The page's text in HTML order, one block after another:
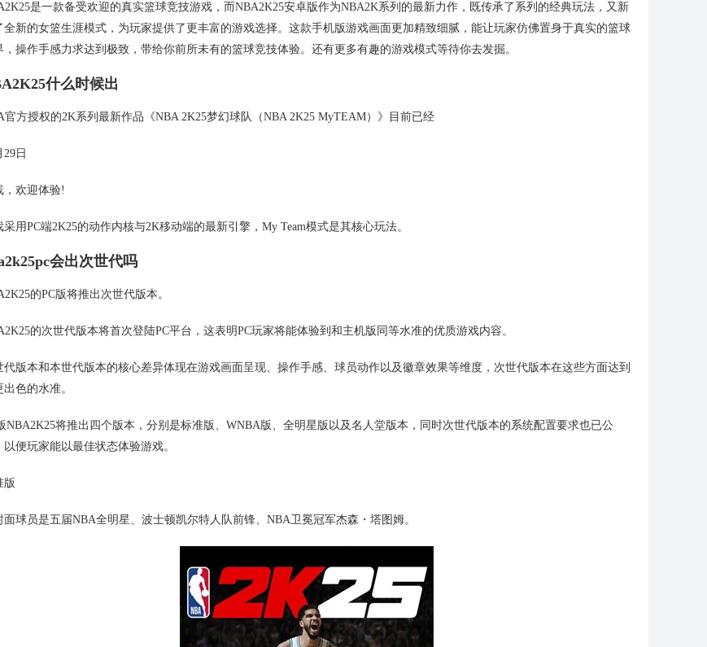
是一款备受欢迎的真实篮球竞技游戏，而NBA2K25安卓版作为NBA2K系列的最新力作，既传承了系列的经典玩法，又新
全新的女篮生涯模式，为玩家提供了更丰富的游戏选择。这款手机版游戏画面更加精致细腻，能让玩家仿佛置身于真实的篮球
，操作手感力求达到极致，带给你前所未有的篮球竞技体验。还有更多有趣的游戏模式等待你去发掘。
什么时候出
官方授权的2K系列最新作品《NBA 2K25梦幻球队（NBA 2K25 MyTEAM）》目前已经
29日
，欢迎体验!
采用PC端2K25的动作内核与2K移动端的最新引擎，My Team模式是其核心玩法。
会出次世代吗
的PC版将推出次世代版本。‌
的次世代版本将首次登陆PC平台，‌这表明PC玩家将能体验到和主机版同等水准的优质游戏内容。‌
代版本和本世代版本的核心差异体现在游戏画面呈现、操作手感、球员动作以及徽章效果等维度，次世代版本在这些方面达到
出色的水准。
NBA2K25将推出四个版本，分别是标准版、WNBA版、全明星版以及名人堂版本，同时次世代版本的系统配置要求也已公
以便玩家能以最佳状态体验游戏。
版
面球员是五届NBA全明星、波士顿凯尔特人队前锋、NBA卫冕冠军杰森・塔图姆。